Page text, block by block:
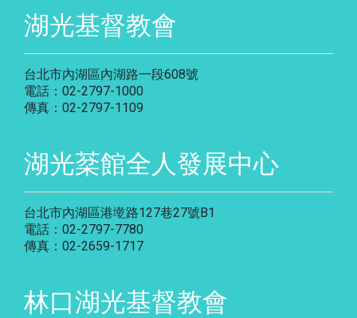
湖光基督教會
台北市內湖區內湖路一段608號
電話：02-2797-1000
傳真：02-2797-1109
湖光棻館全人發展中心
台北市內湖區港墘路127巷27號B1
電話：02-2797-7780
傳真：02-2659-1717
林口湖光基督教會